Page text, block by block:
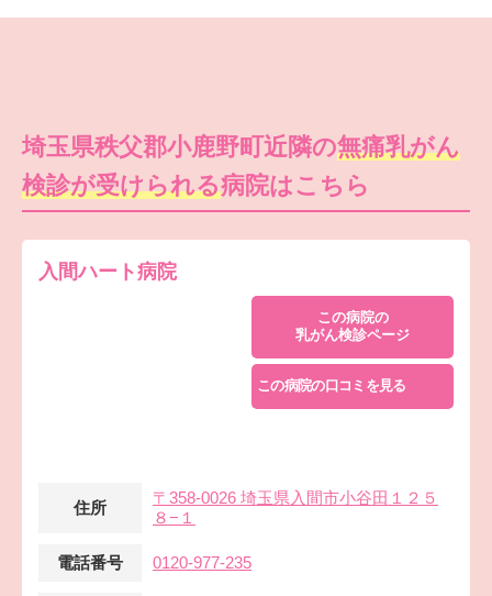
埼玉県秩父郡小鹿野町近隣の無痛乳がん
検診が受けられる病院はこちら
入間ハート病院
この病院の
乳がん検診ページ
この病院の口コミを見る
住所
〒358-0026 埼玉県入間市小谷田１２５
８−１
電話番号 0120-977-235